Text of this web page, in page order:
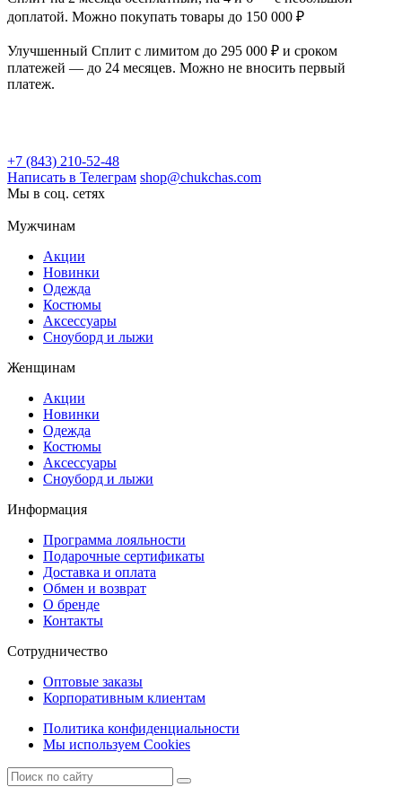
доплатой. Можно покупать товары до 150 000 ₽
Улучшенный Сплит с лимитом до 295 000 ₽ и сроком
платежей — до 24 месяцев. Можно не вносить первый
платеж.
+7 (843) 210-52-48
Написать в Телеграм shop@chukchas.com
Мы в соц. сетях
Мужчинам
Акции
Новинки
Одежда
Костюмы
Аксессуары
Сноуборд и лыжи
Женщинам
Акции
Новинки
Одежда
Костюмы
Аксессуары
Сноуборд и лыжи
Информация
Программа лояльности
Подарочные сертификаты
Доставка и оплата
Обмен и возврат
О бренде
Контакты
Сотрудничество
Оптовые заказы
Корпоративным клиентам
Политика конфиденциальности
Мы используем Cookies